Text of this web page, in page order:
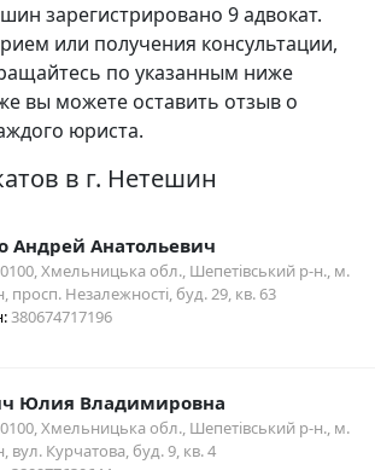
зарегистрировано 9 адвокат.
или получения консультации,
по указанным ниже
вы можете оставить отзыв о
юриста.
в г. Нетешин
Андрей Анатольевич
Хмельницька обл., Шепетівський р-н., м.
просп. Незалежності, буд. 29, кв. 63
380674717196
Юлия Владимировна
Хмельницька обл., Шепетівський р-н., м.
вул. Курчатова, буд. 9, кв. 4